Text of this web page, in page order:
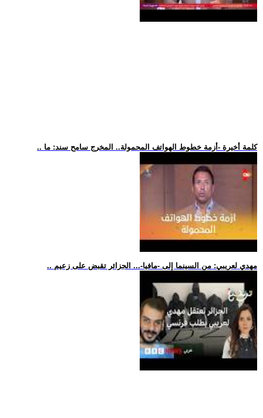
.. كلمة أخيرة -أزمة خطوط الهواتف المحمولة.. المخرج سامح سند: ما
.. مهدي لعريبي: من السينما إلى -مافيا-... الجزائر تقبض على زعيم